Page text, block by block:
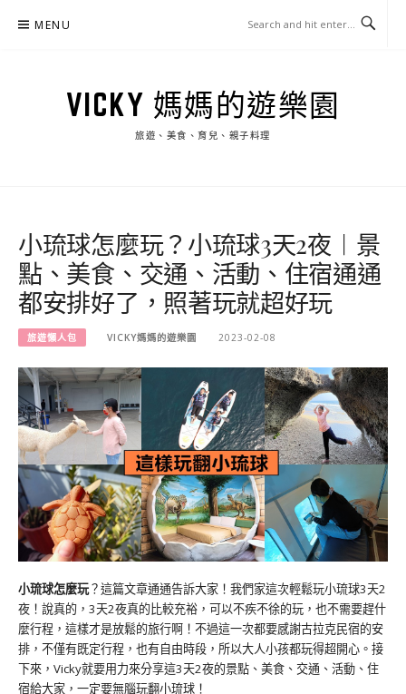
MENU
VICKY 媽媽的遊樂園
旅遊、美食、育兒、親子料理
小琉球怎麼玩？小琉球3天2夜︱景
點、美食、交通、活動、住宿通通
都安排好了，照著玩就超好玩
旅遊懶人包 VICKY媽媽的遊樂園 2023-02-08
小琉球怎麼玩？這篇文章通通告訴大家！我們家這次輕鬆玩小琉球3天2
夜！說真的，3天2夜真的比較充裕，可以不疾不徐的玩，也不需要趕什
麼行程，這樣才是放鬆的旅行啊！不過這一次都要感謝古拉克民宿的安
排，不僅有既定行程，也有自由時段，所以大人小孩都玩得超開心。接
下來，Vicky就要用力來分享這3天2夜的景點、美食、交通、活動、住
宿給大家，一定要無腦玩翻小琉球！